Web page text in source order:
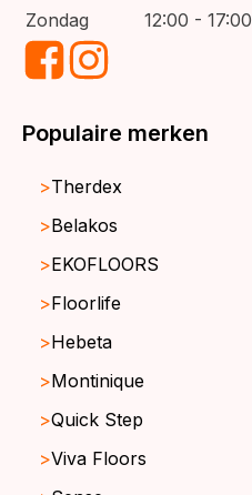
Zondag
12:00 - 17:00
Populaire merken
Therdex
Belakos
EKOFLOORS
Floorlife
Hebeta
Montinique
Quick Step
Viva Floors